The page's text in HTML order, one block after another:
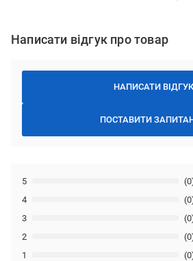
Написати відгук про товар
НАПИСАТИ ВІДГУК
ПОСТАВИТИ
1
2
3
4
5